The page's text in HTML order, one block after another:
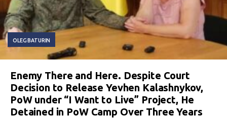
OLEG BATURIN
Enemy There and Here. Despite Court
Decision to Release Yevhen Kalashnykov,
PoW under “I Want to Live” Project, He
Detained in PoW Camp Over Three Years